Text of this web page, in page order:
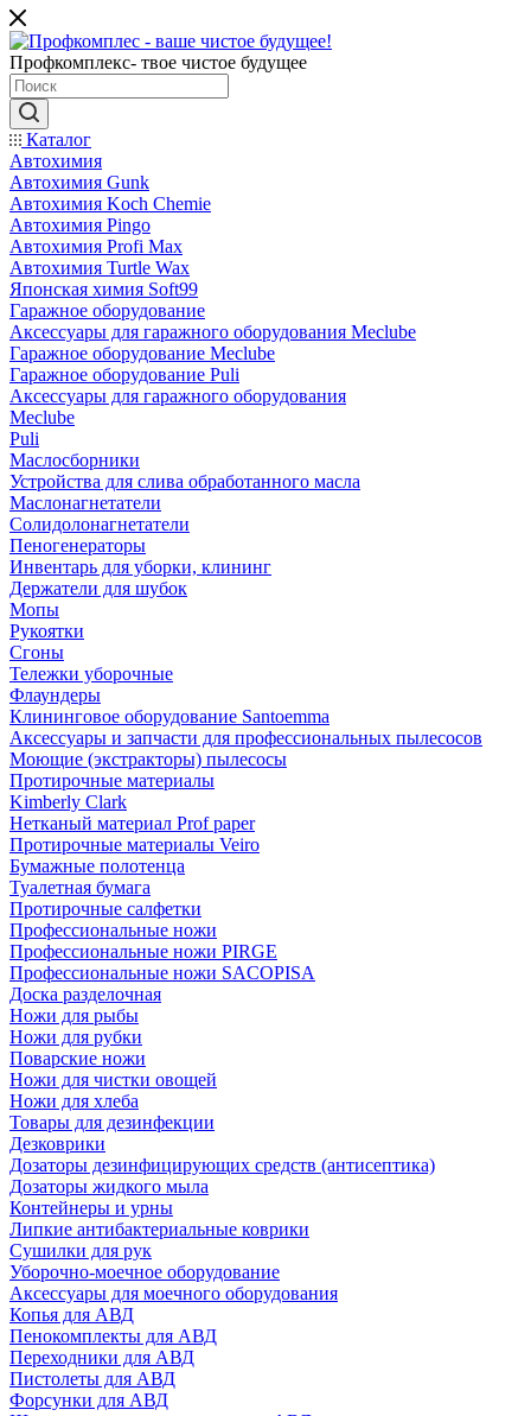
Профкомплекс- твое чистое будущее
Каталог
Автохимия
Автохимия Gunk
Автохимия Koch Chemie
Автохимия Pingo
Автохимия Profi Max
Автохимия Turtle Wax
Японская химия Soft99
Гаражное оборудование
Аксессуары для гаражного оборудования Meclube
Гаражное оборудование Meclube
Гаражное оборудование Puli
Аксессуары для гаражного оборудования
Meclube
Puli
Маслосборники
Устройства для слива обработанного масла
Маслонагнетатели
Солидолонагнетатели
Пеногенераторы
Инвентарь для уборки, клининг
Держатели для шубок
Мопы
Рукоятки
Сгоны
Тележки уборочные
Флаундеры
Клининговое оборудование Santoemma
Аксессуары и запчасти для профессиональных пылесосов
Моющие (экстракторы) пылесосы
Протирочные материалы
Kimberly Clark
Нетканый материал Prof paper
Протирочные материалы Veiro
Бумажные полотенца
Туалетная бумага
Протирочные салфетки
Профессиональные ножи
Профессиональные ножи PIRGE
Профессиональные ножи SACOPISA
Доска разделочная
Ножи для рыбы
Ножи для рубки
Поварские ножи
Ножи для чистки овощей
Ножи для хлеба
Товары для дезинфекции
Дезковрики
Дозаторы дезинфицирующих средств (антисептика)
Дозаторы жидкого мыла
Контейнеры и урны
Липкие антибактериальные коврики
Сушилки для рук
Уборочно-моечное оборудование
Аксессуары для моечного оборудования
Копья для АВД
Пенокомплекты для АВД
Переходники для АВД
Пистолеты для АВД
Форсунки для АВД